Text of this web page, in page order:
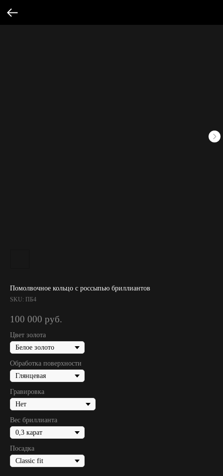
Помолвочное кольцо с россыпью бриллиантов
SKU: ПБ4
100 000 руб.
Цвет золота
Обработка поверхности
Гравировка
Вес бриллианта
Посадка